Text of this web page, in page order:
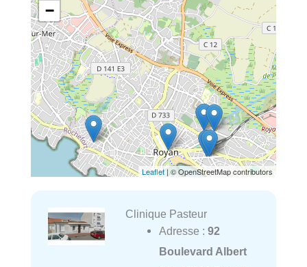
−
Leaflet| © OpenStreetMap contributors
Clinique Pasteur
Adresse : 92
Boulevard Albert